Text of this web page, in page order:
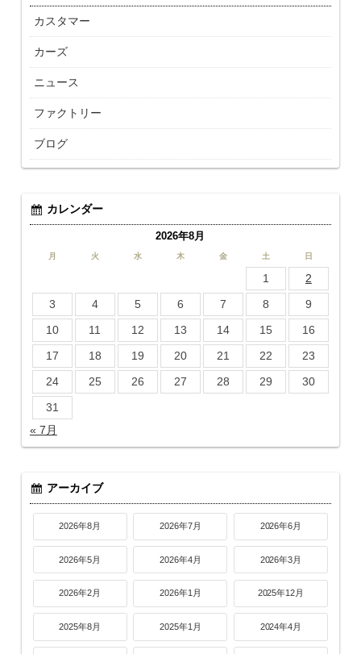
カスタマー
カーズ
ニュース
ファクトリー
ブログ
カレンダー
2026年8月
月 火 水 木 金 土 日
1
2
3
4 5 6 7 8
9
10
11 12 13 14 15
16
17
18 19 20 21 22
23
24
25 26 27 28 29
30
31
« 7月
アーカイブ
2026年8月 2026年7月 2026年6月
2026年5月 2026年4月 2026年3月
2026年2月 2026年1月 2025年12月
2025年8月 2025年1月 2024年4月